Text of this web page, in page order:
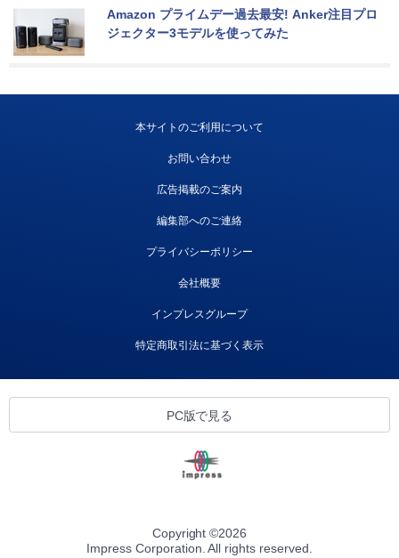
Amazon プライムデー過去最安! Anker注目プロ
ジェクター3モデルを使ってみた
本サイトのご利用について
お問い合わせ
広告掲載のご案内
編集部へのご連絡
プライバシーポリシー
会社概要
インプレスグループ
特定商取引法に基づく表示
PC版で見る
Copyright ©2026
Impress Corporation. All rights reserved.